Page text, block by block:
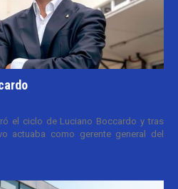
el ciclo de Luciano Boccardo y tras
actuaba como gerente general del